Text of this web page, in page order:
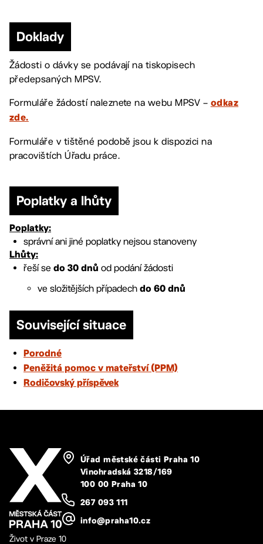
Doklady
Žádosti o dávky se podávají na tiskopisech
předepsaných MPSV.
Formuláře žádostí naleznete na webu MPSV – odkaz
zde.
Formuláře v tištěné podobě jsou k dispozici na
pracovištích Úřadu práce.
Poplatky a lhůty
Poplatky:
správní ani jiné poplatky nejsou stanoveny
Lhůty:
řeší se do 30 dnů od podání žádosti
ve složitějších případech do 60 dnů
Související situace
Porodné
Peněžitá pomoc v mateřství (PPM)
Rodičovský příspěvek
Úřad městské části Praha 10
Vinohradská 3218/169
100 00 Praha 10
267 093 111
info@praha10.cz
Život v Praze 10